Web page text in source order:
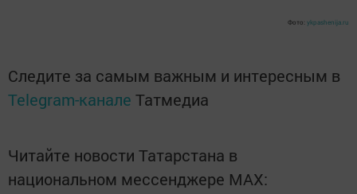
Фото: ykpashenija.ru
Следите за самым важным и интересным в
Telegram-канале Татмедиа
Читайте новости Татарстана в
национальном мессенджере MАХ: